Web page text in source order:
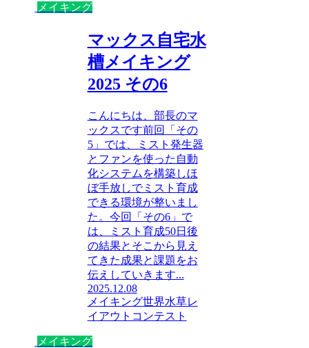
メイキング
マックス自宅水
槽メイキング
2025 その6
こんにちは、部長のマ
ックスです前回「その
5」では、ミスト発生器
とファンを使った自動
化システムを構築しほ
ぼ手放しでミスト育成
できる環境が整いまし
た。今回「その6」で
は、ミスト育成50日後
の結果とそこから見え
てきた成果と課題をお
伝えしていきます...
2025.12.08
メイキング世界水草レ
イアウトコンテスト
メイキング